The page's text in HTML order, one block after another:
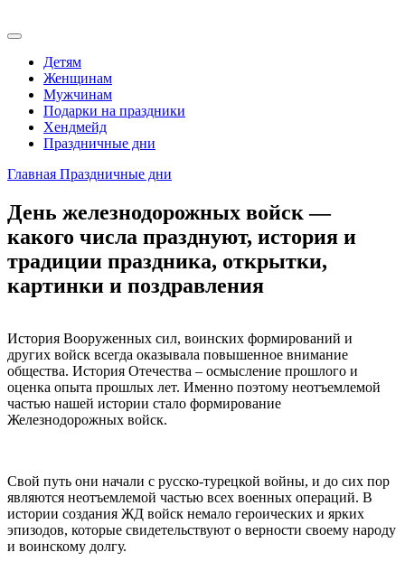
Детям
Женщинам
Мужчинам
Подарки на праздники
Хендмейд
Праздничные дни
Главная Праздничные дни
День железнодорожных войск —
какого числа празднуют, история и
традиции праздника, открытки,
картинки и поздравления
История Вооруженных сил, воинских формирований и
других войск всегда оказывала повышенное внимание
общества. История Отечества – осмысление прошлого и
оценка опыта прошлых лет. Именно поэтому неотъемлемой
частью нашей истории стало формирование
Железнодорожных войск.
Свой путь они начали с русско-турецкой войны, и до сих пор
являются неотъемлемой частью всех военных операций. В
истории создания ЖД войск немало героических и ярких
эпизодов, которые свидетельствуют о верности своему народу
и воинскому долгу.